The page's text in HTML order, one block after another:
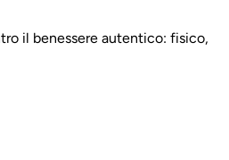
il benessere autentico: fisico,